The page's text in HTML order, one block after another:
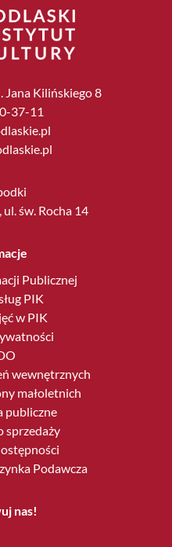
Jana Kilińskiego 8
37-11
św. Rocha 14
Publicznej
PIK
w PIK
wewnętrznych
małoletnich
publiczne
sprzedaży
Podawcza
nas!